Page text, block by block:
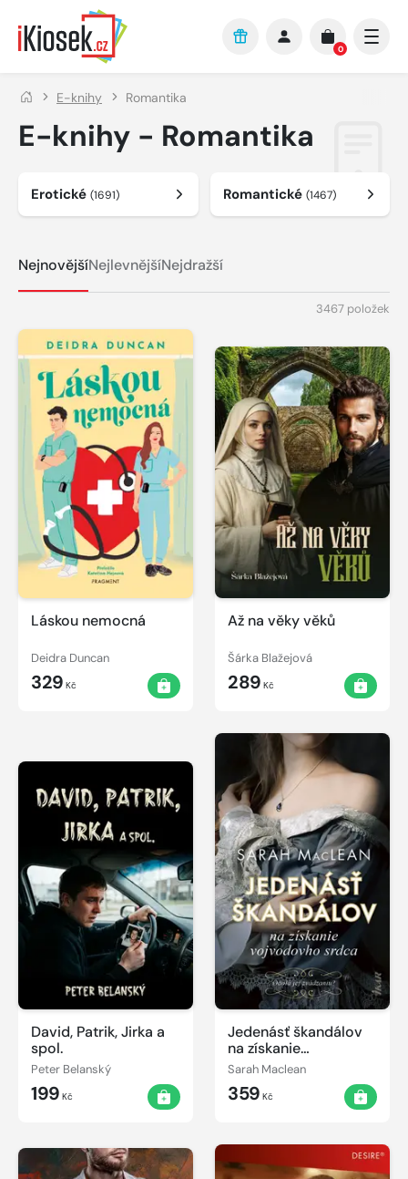
Přejít na hlavní obsah
0
E-knihy Romantika
E-knihy - Romantika
Erotické (1691) Romantické (1467)
NejnovějšíNejlevnějšíNejdražší
3467 položek
Láskou nemocná
Deidra Duncan
329 Kč
Až na věky věků
Šárka Blažejová
289 Kč
David, Patrik, Jirka a
spol.
Peter Belanský
199 Kč
Jedenásť škandálov
na získanie
vojvodovho srdca
Sarah Maclean
359 Kč